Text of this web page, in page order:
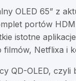
OLED 65” z
portów
istotne
Netflixa i
QD-OLED,